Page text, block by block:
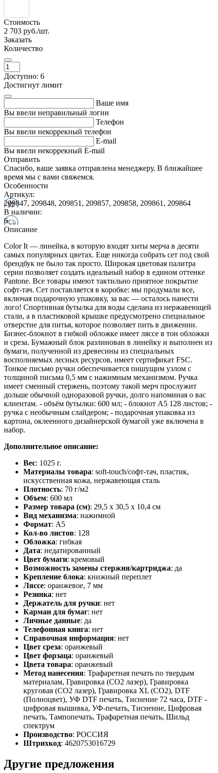
Стоимость
2 703 руб./шт.
Заказать
Количество
Доступно: 6
Достигнут лимит
Ваше имя
Вы ввели неправильный логин
Телефон
Вы ввели некоррекный телефон
E-mail
Вы ввели некоррекный E-mail
Отправить
Спасибо, ваше заявка отправлена менеджеру. В ближайшее
время мы с вами свяжемся.
Особенности
Артикул:
209847, 209848, 209851, 209857, 209858, 209861, 209864
В наличии:
6
Описание
Color It — линейка, в которую входят хиты мерча в десяти
самых популярных цветах. Еще никогда собрать сет под свой
брендбук не было так просто. Широкая цветовая палитра
серии позволяет создать идеальный набор в едином оттенке
Pantone. Все товары имеют тактильно приятное покрытие
софт-тач. Сет поставляется в коробке: мы продумали все,
включая подарочную упаковку, за вас — осталось нанести
лого! Спортивная бутылка для воды сделана из нержавеющей
стали, а в пластиковой крышке предусмотрено специальное
отверстие для питья, которое позволяет пить в движении.
Бизнес-блокнот в гибкой обложке имеет ляссе в тон обложки
и среза. Бумажный блок разлинован в линейку и выполнен из
бумаги, полученной из древесины из специальных
восполняемых лесных ресурсов, имеет сертификат FSC.
Тонкое письмо ручки обеспечивается пишущим узлом с
толщиной письма 0,5 мм с нажимным механизмом. Ручка
имеет сменный стержень, поэтому такой мерч прослужит
дольше обычной одноразовой ручки, долго напоминая о вас
клиентам. - объём бутылки: 600 мл; - блокнот А5 128 листов; -
ручка с необычным слайдером; - подарочная упаковка из
картона, оклеенного дизайнерской бумагой уже включена в
набор.
Дополнительное описание:
Вес: 1025 г.
Материалы товара: soft-touch/софт-тач, пластик,
искусственная кожа, нержавеющая cталь
Плотность: 70 г/м2
Объем: 600 мл
Размер товара (см): 29,5 х 30,5 х 10,4 см
Вид механизма: нажимной
Формат: A5
Кол-во листов: 128
Обложка: гибкая
Дата: недатированный
Цвет бумаги: кремовый
Возможность замены стержня/картриджа: да
Крепление блока: книжный переплет
Ляссе: оранжевое, 7 мм
Резинка: нет
Держатель для ручки: нет
Карман для бумаг: нет
Личные данные: да
Телефонная книга: нет
Справочная информация: нет
Цвет среза: оранжевый
Цвет форзаца: оранжевый
Цвета товара: оранжевый
Метод нанесения: Трафаретная печать по твердым
материалам, Гравировка (CO2 лазер), Гравировка
круговая (CO2 лазер), Гравировка XL (СО2), DTF
(Полноцвет), УФ DTF печать, Тиснение 72 часа, DTF -
цифровая вышивка, УФ-печать, Тиснение, Цифровая
печать, Тампопечать, Трафаретная печать, Шильд
спектрум
Производство: РОССИЯ
Штрихкод: 4620753016729
Другие предложения